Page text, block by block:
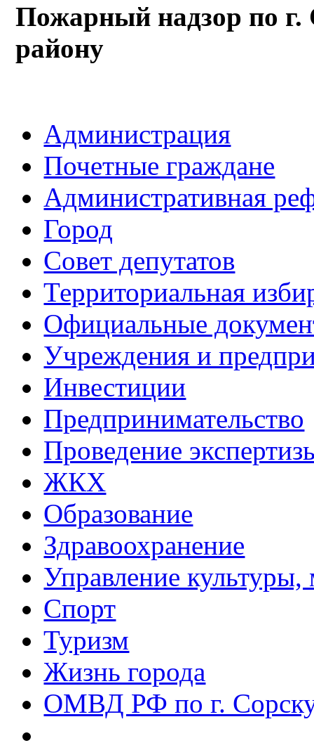
Пожарный надзор по г.
району
Администрация
Почетные граждане
Административная
Город
Совет депутатов
Территориальная
Официальные
Учреждения и
Инвестиции
Предпринимательство
Проведение
ЖКХ
Образование
Здравоохранение
Управление
Спорт
Туризм
Жизнь города
ОМВД РФ по г.